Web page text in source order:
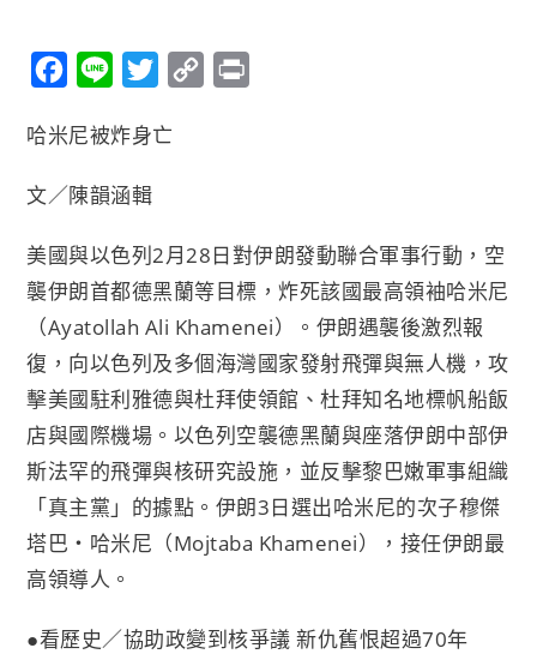
c
b
o
o
k
n
i
e
r
i
n
k
哈米尼被炸身亡
文／陳韻涵輯
美國與以色列2月28日對伊朗發動聯合軍事行動，空
襲伊朗首都德黑蘭等目標，炸死該國最高領袖哈米尼
（Ayatollah Ali Khamenei）。伊朗遇襲後激烈報
復，向以色列及多個海灣國家發射飛彈與無人機，攻
擊美國駐利雅德與杜拜使領館、杜拜知名地標帆船飯
店與國際機場。以色列空襲德黑蘭與座落伊朗中部伊
斯法罕的飛彈與核研究設施，並反擊黎巴嫩軍事組織
「真主黨」的據點。伊朗3日選出哈米尼的次子穆傑
塔巴‧哈米尼（Mojtaba Khamenei），接任伊朗最
高領導人。
●看歷史／協助政變到核爭議 新仇舊恨超過70年